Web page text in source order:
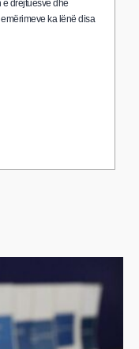
drejtuesve dhe
ka lënë disa